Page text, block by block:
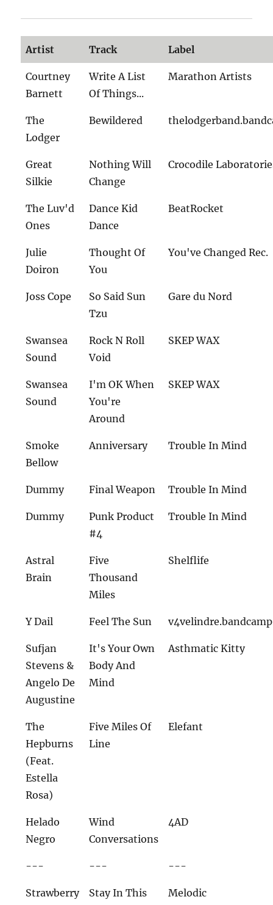
Artist Track Label
Courtney
Barnett
Write A List
Of Things...
Marathon Artists
The
Lodger
Bewildered
Great
Silkie
Nothing Will
Change
Crocodile
The Luv'd
Ones
Dance Kid
Dance
BeatRocket
Julie
Doiron
Thought Of
You
You've Changed Rec.
Joss Cope
So Said Sun
Tzu
Gare du Nord
Swansea
Sound
Rock N Roll
Void
SKEP WAX
Swansea
Sound
I'm OK When
You're
Around
SKEP WAX
Smoke
Bellow
Anniversary Trouble In Mind
Dummy Final Weapon Trouble In Mind
Dummy
Punk Product
#4
Trouble In Mind
Astral
Brain
Five
Thousand
Miles
Shelflife
Y Dail Feel The Sun
Sufjan
Stevens &
Angelo De
Augustine
It's Your Own
Body And
Mind
Asthmatic Kitty
The
Hepburns
(Feat.
Estella
Rosa)
Five Miles Of
Line
Elefant
Helado
Negro
Wind
Conversations
4AD
--- --- ---
Strawberry
Stay In This
Melodic